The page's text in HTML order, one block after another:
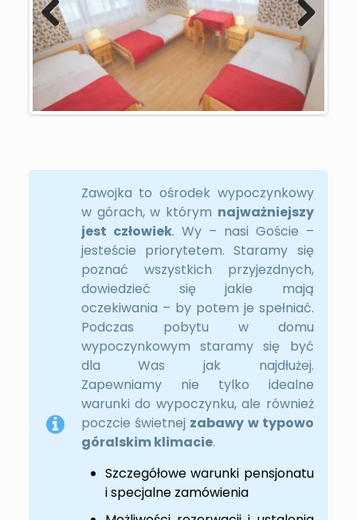
Previous Next
Zawojka to ośrodek wypoczynkowy
w górach, w którym najważniejszy
jest człowiek. Wy – nasi Goście –
jesteście priorytetem. Staramy się
poznać wszystkich przyjezdnych,
dowiedzieć się jakie mają
oczekiwania – by potem je spełniać.
Podczas pobytu w domu
wypoczynkowym staramy się być
dla Was jak najdłużej.
Zapewniamy nie tylko idealne
warunki do wypoczynku, ale również
poczcie świetnej zabawy w typowo
góralskim klimacie.
Szczegółowe warunki pensjonatu
i specjalne zamówienia